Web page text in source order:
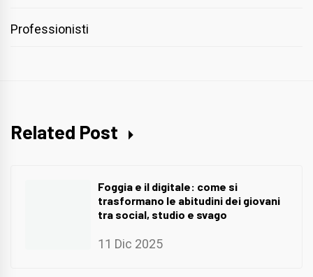
Professionisti
Related Post
Foggia e il digitale: come si
trasformano le abitudini dei giovani
tra social, studio e svago
11 Dic 2025